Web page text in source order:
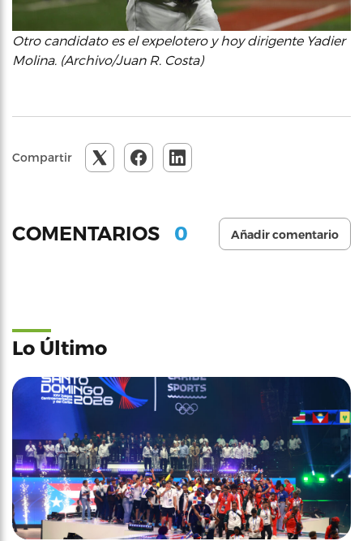
Otro candidato es el expelotero y hoy dirigente Yadier
Molina. (Archivo/Juan R. Costa)
Compartir
COMENTARIOS 0 Añadir comentario
Lo Último